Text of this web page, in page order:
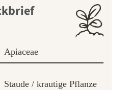
Apiaceae
Staude / krautige Pflanze